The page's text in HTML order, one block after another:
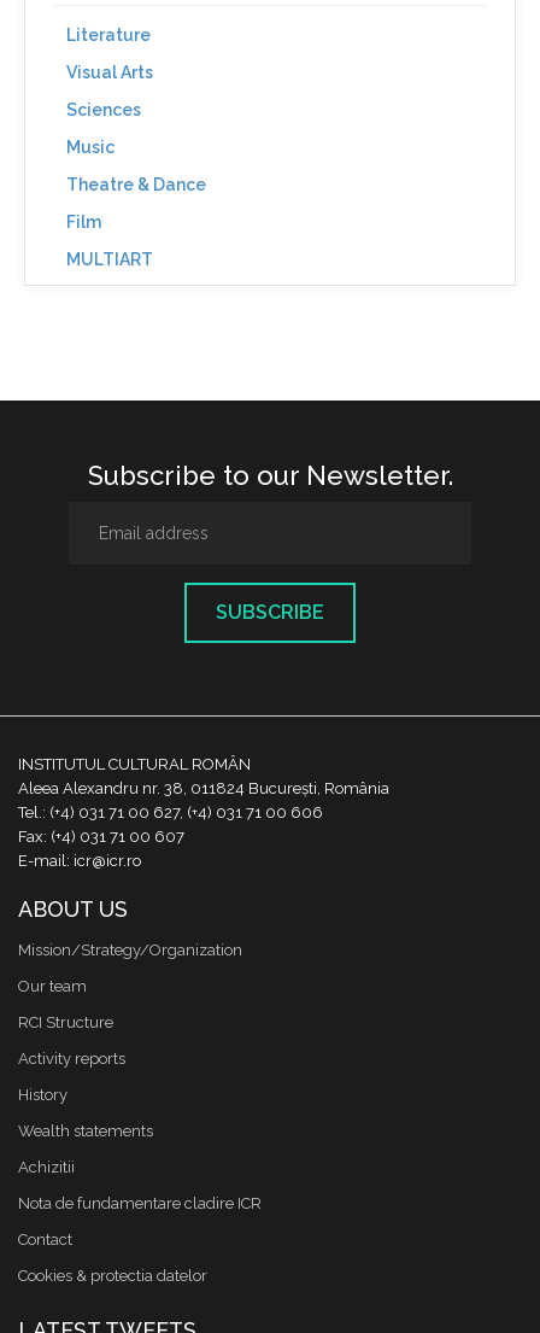
Literature
Visual Arts
Sciences
Music
Theatre & Dance
Film
MULTIART
Subscribe to our Newsletter.
SUBSCRIBE
INSTITUTUL CULTURAL ROMÂN
Aleea Alexandru nr. 38, 011824 București, România
Tel.: (+4) 031 71 00 627, (+4) 031 71 00 606
Fax: (+4) 031 71 00 607
E-mail: icr@icr.ro
ABOUT US
Mission/Strategy/Organization
Our team
RCI Structure
Activity reports
History
Wealth statements
Achizitii
Nota de fundamentare cladire ICR
Contact
Cookies & protectia datelor